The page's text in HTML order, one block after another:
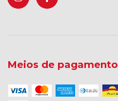
Meios de pagamento